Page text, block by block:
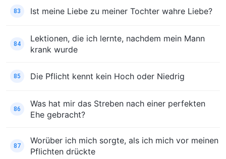
83 Ist meine Liebe zu meiner Tochter wahre Liebe?
84
Lektionen, die ich lernte, nachdem mein Mann
krank wurde
85 Die Pflicht kennt kein Hoch oder Niedrig
86
Was hat mir das Streben nach einer perfekten
Ehe gebracht?
87
Worüber ich mich sorgte, als ich mich vor meinen
Pflichten drückte